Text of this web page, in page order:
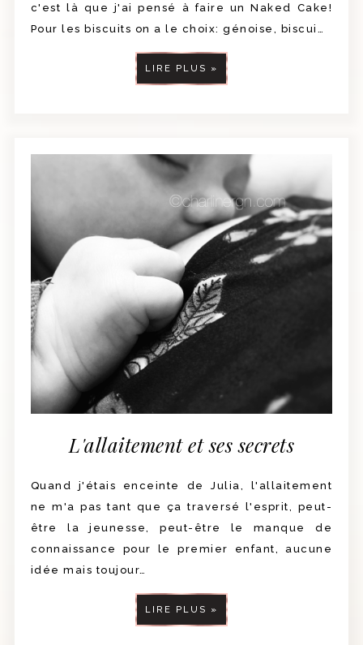
c'est là que j'ai pensé à faire un Naked Cake!
Pour les biscuits on a le choix: génoise, biscui…
LIRE PLUS »
L'allaitement et ses secrets
Quand j'étais enceinte de Julia, l'allaitement
ne m'a pas tant que ça traversé l'esprit, peut-
être la jeunesse, peut-être le manque de
connaissance pour le premier enfant, aucune
idée mais toujour…
LIRE PLUS »